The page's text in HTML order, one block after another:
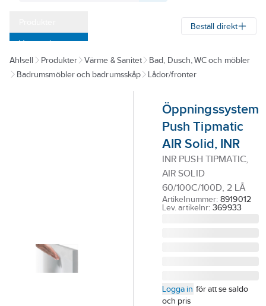
Varumärken
Kampanjer
Beställ direkt
Ahlsell Produkter Värme & Sanitet
Bad, Dusch, WC och möbler
Badrumsmöbler och badrumsskåp
Lådor/fronter
Öppningssystem
Push Tipmatic
AIR Solid, INR
INR PUSH TIPMATIC,
AIR SOLID
60/100C/100D, 2 LÅ
Artikelnummer: 8919012
Lev. artikelnr: 369933
Logga in för att se saldo
och pris